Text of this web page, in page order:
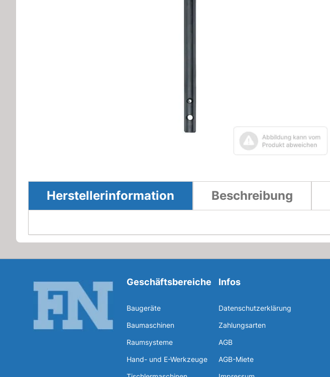
Herstellerinformation Beschreibung
Geschäftsbereiche
Baugeräte
Baumaschinen
Raumsysteme
Hand- und E-Werkzeuge
Infos
Datenschutzerklärung
Zahlungsarten
AGB
AGB-Miete